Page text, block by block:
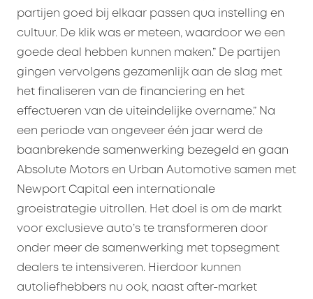
partijen goed bij elkaar passen qua instelling en
cultuur. De klik was er meteen, waardoor we een
goede deal hebben kunnen maken.” De partijen
gingen vervolgens gezamenlijk aan de slag met
het finaliseren van de financiering en het
effectueren van de uiteindelijke overname.” Na
een periode van ongeveer één jaar werd de
baanbrekende samenwerking bezegeld en gaan
Absolute Motors en Urban Automotive samen met
Newport Capital een internationale
groeistrategie uitrollen. Het doel is om de markt
voor exclusieve auto’s te transformeren door
onder meer de samenwerking met topsegment
dealers te intensiveren. Hierdoor kunnen
autoliefhebbers nu ook, naast after-market